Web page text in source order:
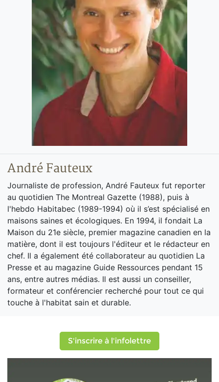
André Fauteux
Journaliste de profession, André Fauteux fut reporter
au quotidien The Montreal Gazette (1988), puis à
l'hebdo Habitabec (1989-1994) où il s’est spécialisé en
maisons saines et écologiques. En 1994, il fondait La
Maison du 21e siècle, premier magazine canadien en la
matière, dont il est toujours l'éditeur et le rédacteur en
chef. Il a également été collaborateur au quotidien La
Presse et au magazine Guide Ressources pendant 15
ans, entre autres médias. Il est aussi un conseiller,
formateur et conférencier recherché pour tout ce qui
touche à l'habitat sain et durable.
S'inscrire à l'infolettre